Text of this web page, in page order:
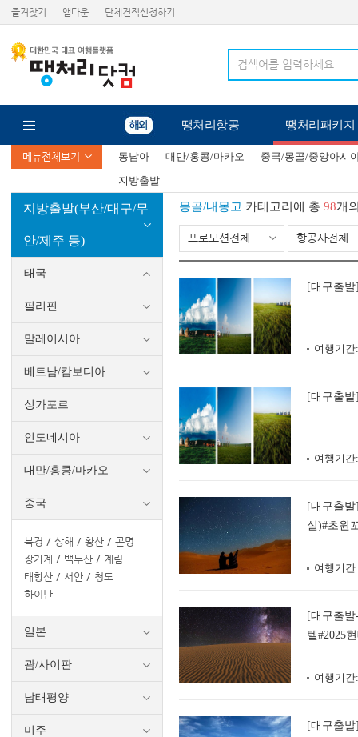
즐겨찾기 앱다운 단체견적신청하기
땡처리항공 땡처리패키지
메뉴전체보기 동남아 대만/홍콩/마카오
중국/몽골/중앙아시
지방출발
지방출발(부산/대구/무
안/제주 등)
태국
필리핀
말레이시아
베트남/캄보디아
싱가포르
인도네시아
대만/홍콩/마카오
중국
북경 상해 황산
곤명
장가계
백두산
계림
태항산
서안
청도
하이난
일본
괌/사이판
남태평양
미주
몽골/내몽고 카테고리에 총 98개
프로모션전체 항공사전체
[대구출
여행기간:
[대구출
여행기간:
[대구출
실)#초원
여행기간:
[대구출
텔#2025
여행기간:
[대구출